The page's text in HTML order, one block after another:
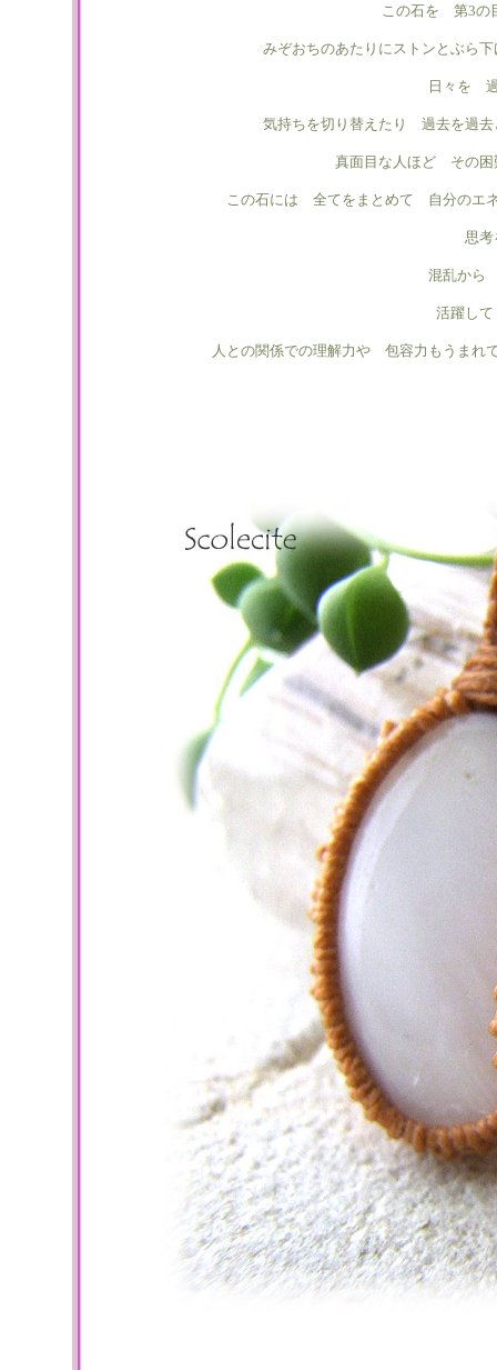
この石を 第3の
みぞおちのあたりにストンとぶら
日々を
気持ちを切り替えたり 過去を過
真面目な人ほど その困
この石には 全てをまとめて 自分のエ
思考
混乱から
活躍し
人との関係での理解力や 包容力もうま